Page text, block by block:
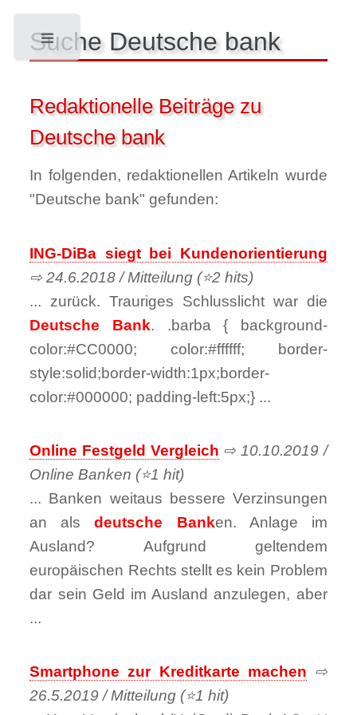
Toggle
Suche Deutsche bank
Redaktionelle Beiträge zu
Deutsche bank
In folgenden, redaktionellen Artikeln wurde
"Deutsche bank" gefunden:
ING-DiBa siegt bei Kundenorientierung
⇨ 24.6.2018 / Mitteilung (⭐2 hits)
... zurück. Trauriges Schlusslicht war die
Deutsche Bank. .barba { background-
color:#CC0000; color:#ffffff; border-
style:solid;border-width:1px;border-
color:#000000; padding-left:5px;} ...
Online Festgeld Vergleich ⇨ 10.10.2019 /
Online Banken (⭐1 hit)
... Banken weitaus bessere Verzinsungen
an alsdeutsche Banken. Anlage im
Ausland? Aufgrund geltendem
europäischen Rechts stellt es kein Problem
dar sein Geld im Ausland anzulegen, aber
...
Smartphone zur Kreditkarte machen ⇨
26.5.2019 / Mitteilung (⭐1 hit)